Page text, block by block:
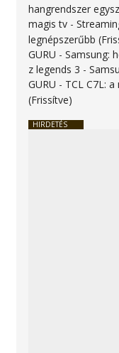
hangrendszer
magis tv -
legnépszerűbb
GURU -Samsung:
z legends 3 -
GURU - TCL C7L:
(Frissítve)
HIRDETÉS